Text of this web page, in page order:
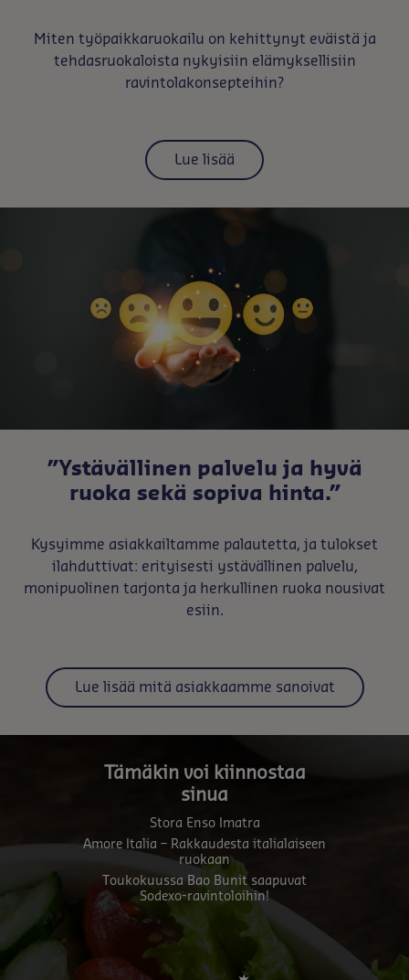
Miten työpaikkaruokailu on kehittynyt eväistä ja
tehdasruokaloista nykyisiin elämyksellisiin
ravintolakonsepteihin?
Lue lisää
”Ystävällinen palvelu ja hyvä
ruoka sekä sopiva hinta.”
Kysyimme asiakkailtamme palautetta, ja tulokset
ilahduttivat: erityisesti ystävällinen palvelu,
monipuolinen tarjonta ja herkullinen ruoka nousivat
esiin.
Lue lisää mitä asiakkaamme sanoivat
Tämäkin voi kiinnostaa
sinua
Stora Enso Imatra
Amore Italia – Rakkaudesta italialaiseen
ruokaan
Toukokuussa Bao Bunit saapuvat
Sodexo-ravintoloihin!